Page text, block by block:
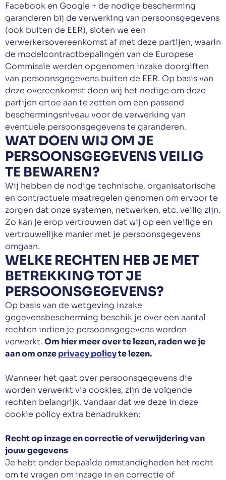
Facebook en Google + de nodige bescherming
garanderen bij de verwerking van persoonsgegevens
(ook buiten de EER), sloten we een
verwerkersovereenkomst af met deze partijen, waarin
de modelcontractbepalingen van de Europese
Commissie werden opgenomen inzake doorgiften
van persoonsgegevens buiten de EER. Op basis van
deze overeenkomst doen wij het nodige om deze
partijen ertoe aan te zetten om een passend
beschermingsniveau voor de verwerking van
eventuele persoonsgegevens te garanderen.
WAT DOEN WIJ OM JE
PERSOONSGEGEVENS VEILIG
TE BEWAREN?
Wij hebben de nodige technische, organisatorische
en contractuele maatregelen genomen om ervoor te
zorgen dat onze systemen, netwerken, etc. veilig zijn.
Zo kan je erop vertrouwen dat wij op een veilige en
vertrouwelijke manier met je persoonsgegevens
omgaan.
WELKE RECHTEN HEB JE MET
BETREKKING TOT JE
PERSOONSGEGEVENS?
Op basis van de wetgeving inzake
gegevensbescherming beschik je over een aantal
rechten indien je persoonsgegevens worden
verwerkt. Om hier meer over te lezen, raden we je
aan om onzeprivacy policyte lezen.
Wanneer het gaat over persoonsgegevens die
worden verwerkt via cookies, zijn de volgende
rechten belangrijk. Vandaar dat we deze in deze
cookie policy extra benadrukken:
Recht op inzage en correctie of verwijdering van
jouw gegevens
Je hebt onder bepaalde omstandigheden het recht
om te vragen om inzage in en correctie of